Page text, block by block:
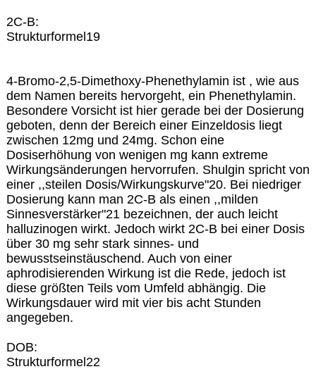
2C-B:
Strukturformel19
4-Bromo-2,5-Dimethoxy-Phenethylamin ist , wie aus
dem Namen bereits hervorgeht, ein Phenethylamin.
Besondere Vorsicht ist hier gerade bei der Dosierung
geboten, denn der Bereich einer Einzeldosis liegt
zwischen 12mg und 24mg. Schon eine
Dosiserhöhung von wenigen mg kann extreme
Wirkungsänderungen hervorrufen. Shulgin spricht von
einer ,,steilen Dosis/Wirkungskurve"20. Bei niedriger
Dosierung kann man 2C-B als einen ,,milden
Sinnesverstärker"21 bezeichnen, der auch leicht
halluzinogen wirkt. Jedoch wirkt 2C-B bei einer Dosis
über 30 mg sehr stark sinnes- und
bewusstseinstäuschend. Auch von einer
aphrodisierenden Wirkung ist die Rede, jedoch ist
diese größten Teils vom Umfeld abhängig. Die
Wirkungsdauer wird mit vier bis acht Stunden
angegeben.
DOB:
Strukturformel22